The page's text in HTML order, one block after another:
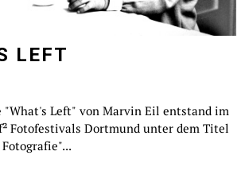
LEFT
"What's Left" von Marvin Eil entstand im
Fotofestivals Dortmund unter dem Titel